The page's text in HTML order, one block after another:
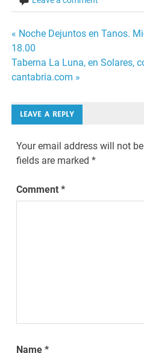
Post
navigation
« Noche Dejuntos en Tanos.
18.00
Taberna La Luna, en Solares,
cantabria.com »
LEAVE A REPLY
Your email address will not
fields are marked*
Comment*
Name*